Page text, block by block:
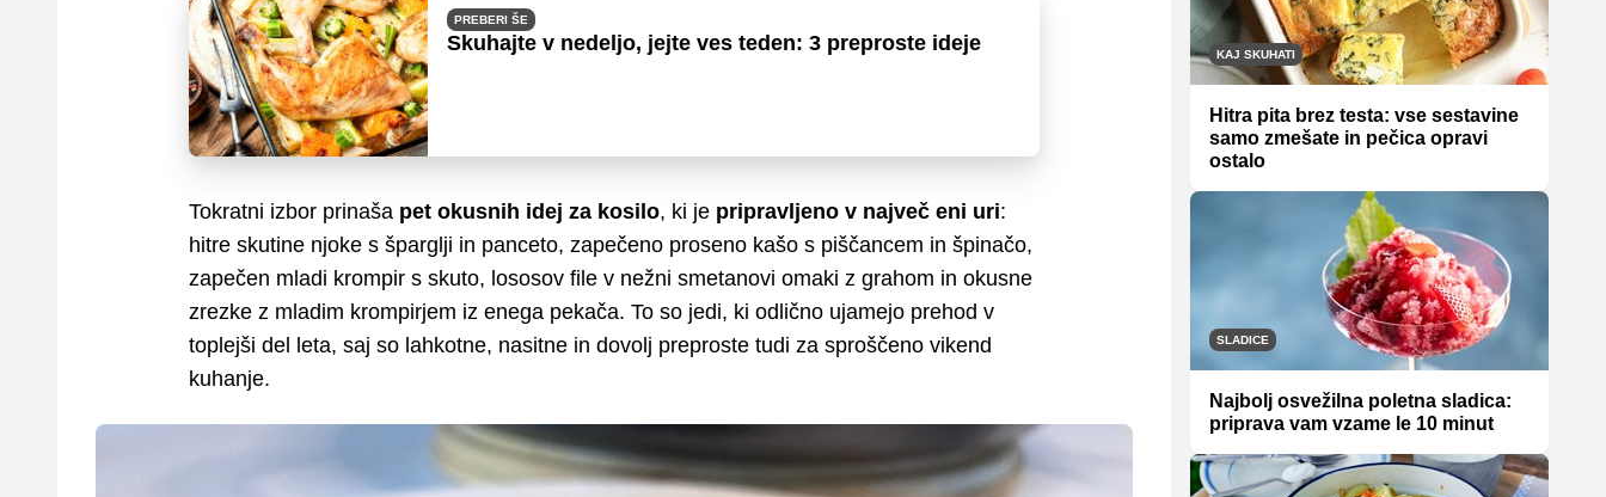
PREBERI ŠE
Skuhajte v nedeljo, jejte ves teden: 3 preproste ideje
Tokratni izbor prinaša pet okusnih idej za kosilo, ki je pripravljeno v največ eni uri:
hitre skutine njoke s šparglji in panceto, zapečeno proseno kašo s piščancem in špinačo,
zapečen mladi krompir s skuto, lososov file v nežni smetanovi omaki z grahom in okusne
zrezke z mladim krompirjem iz enega pekača. To so jedi, ki odlično ujamejo prehod v
toplejši del leta, saj so lahkotne, nasitne in dovolj preproste tudi za sproščeno vikend
kuhanje.
KAJ SKUHATI
Hitra pita brez testa: vse sestavine
samo zmešate in pečica opravi
ostalo
SLADICE
Najbolj osvežilna poletna sladica:
priprava vam vzame le 10 minut